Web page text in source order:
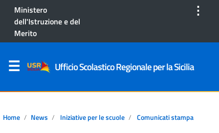
Ministero
dell'Istruzione e del
Merito
⋮
Ufficio Scolastico Regionale per la Sicilia
Home News Iniziative per le scuole Comunicati stampa